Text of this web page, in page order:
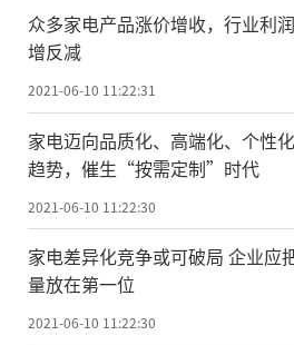
众多家电产品涨价增收，行业利
增反减
2021-06-10 11:22:31
家电迈向品质化、高端化、个性
趋势，催生“按需定制”时代
2021-06-10 11:22:30
家电差异化竞争或可破局 企业应
量放在第一位
2021-06-10 11:22:30